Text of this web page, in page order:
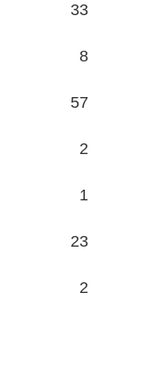
33
8
57
2
1
23
2